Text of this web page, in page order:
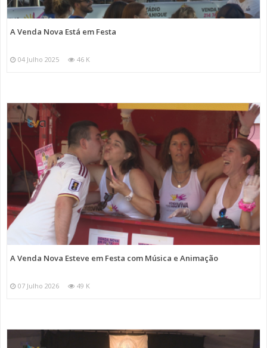
A Venda Nova Está em Festa
04 Julho 2025 46 K
A Venda Nova Esteve em Festa com Música e Animação
07 Julho 2026 49 K